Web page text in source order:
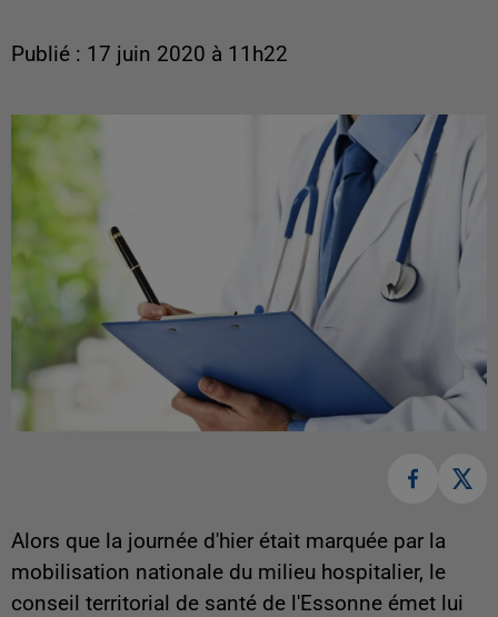
Publié : 17 juin 2020 à 11h22
Alors que la journée d'hier était marquée par la
mobilisation nationale du milieu hospitalier, le
conseil territorial de santé de l'Essonne émet lui